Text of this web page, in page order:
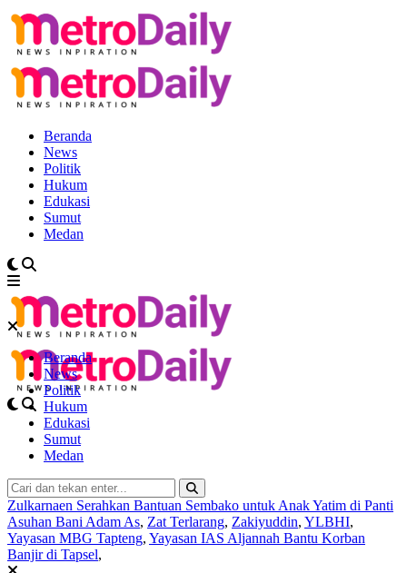
Beranda
News
Politik
Hukum
Edukasi
Sumut
Medan
Beranda
News
Politik
Hukum
Edukasi
Sumut
Medan
Zulkarnaen Serahkan Bantuan Sembako untuk Anak Yatim di Panti
Asuhan Bani Adam As, Zat Terlarang, Zakiyuddin, YLBHI,
Yayasan MBG Tapteng, Yayasan IAS Aljannah Bantu Korban
Banjir di Tapsel,